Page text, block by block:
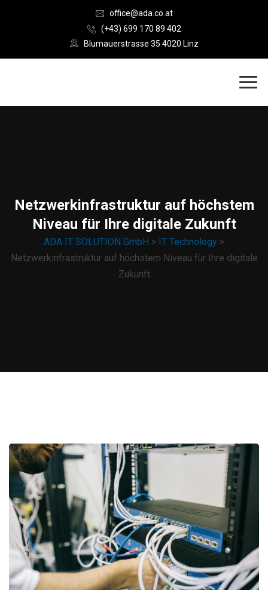
office@ada.co.at
(+43) 699 170 89 402
Blumauerstrasse 35 4020 Linz
Netzwerkinfrastruktur auf höchstem
Niveau für Ihre digitale Zukunft
ADA IT SOLUTION GmbH > IT Technology >
Netzwerkinfrastruktur auf höchstem Niveau für Ihre digitale
Zukunft